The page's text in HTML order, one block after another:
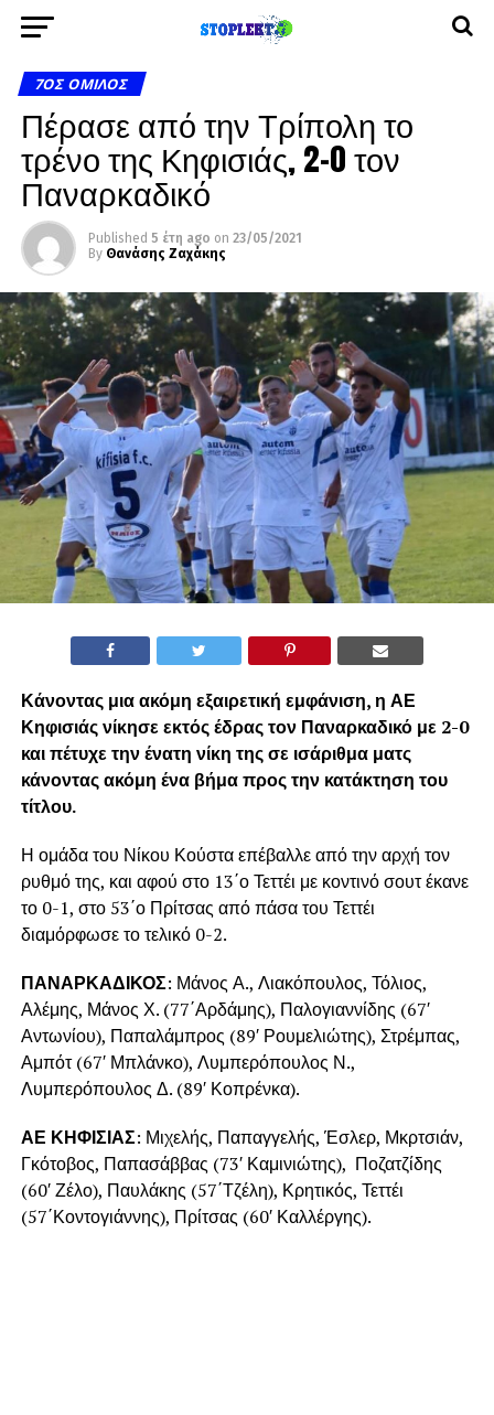
7ΟΣ ΌΜΙΛΟΣ
Πέρασε από την Τρίπολη το
τρένο της Κηφισιάς, 2-0 τον
Παναρκαδικό
Published 5 έτη ago on 23/05/2021
By Θανάσης Ζαχάκης
Κάνοντας μια ακόμη εξαιρετική εμφάνιση, η ΑΕ
Κηφισιάς νίκησε εκτός έδρας τον Παναρκαδικό με 2-0
και πέτυχε την ένατη νίκη της σε ισάριθμα ματς
κάνοντας ακόμη ένα βήμα προς την κατάκτηση του
τίτλου.
Η ομάδα του Νίκου Κούστα επέβαλλε από την αρχή τον
ρυθμό της, και αφού στο 13΄ο Τεττέι με κοντινό σουτ έκανε
το 0-1, στο 53΄ο Πρίτσας από πάσα του Τεττέι
διαμόρφωσε το τελικό 0-2.
ΠΑΝΑΡΚΑΔΙΚΟΣ: Μάνος Α., Λιακόπουλος, Τόλιος,
Αλέμης, Μάνος Χ. (77΄Αρδάμης), Παλογιαννίδης (67′
Αντωνίου), Παπαλάμπρος (89′ Ρουμελιώτης), Στρέμπας,
Αμπότ (67′ Μπλάνκο), Λυμπερόπουλος Ν.,
Λυμπερόπουλος Δ. (89′ Κοπρένκα).
ΑΕ ΚΗΦΙΣΙΑΣ: Μιχελής, Παπαγγελής, Έσλερ, Μκρτσιάν,
Γκότοβος, Παπασάββας (73′ Καμινιώτης), Ποζατζίδης
(60′ Ζέλο), Παυλάκης (57΄Τζέλη), Κρητικός, Τεττέι
(57΄Κοντογιάννης), Πρίτσας (60′ Καλλέργης).